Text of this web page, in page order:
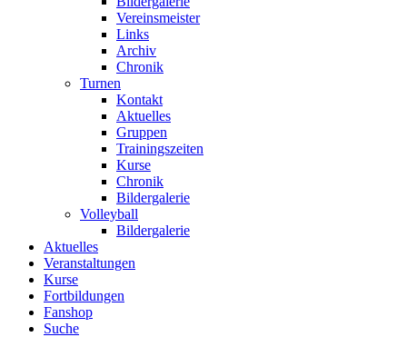
Vereinsmeister
Links
Archiv
Chronik
Turnen
Kontakt
Aktuelles
Gruppen
Trainingszeiten
Kurse
Chronik
Bildergalerie
Volleyball
Bildergalerie
Aktuelles
Veranstaltungen
Kurse
Fortbildungen
Fanshop
Suche